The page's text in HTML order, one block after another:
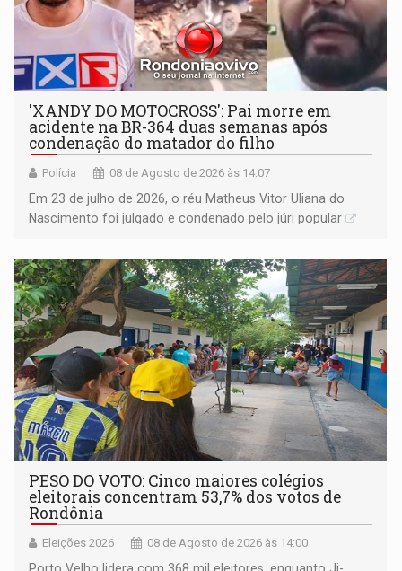
'XANDY DO MOTOCROSS': Pai morre em
acidente na BR-364 duas semanas após
condenação do matador do filho
Polícia 08 de Agosto de 2026 às 14:07
Em 23 de julho de 2026, o réu Matheus Vitor Uliana do
Nascimento foi julgado e condenado pelo júri popular
PESO DO VOTO: Cinco maiores colégios
eleitorais concentram 53,7% dos votos de
Rondônia
Eleições 2026 08 de Agosto de 2026 às 14:00